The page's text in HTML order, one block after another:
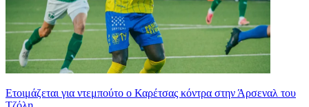
Ετοιμάζεται για ντεμπούτο ο Καρέτσας κόντρα στην Άρσεναλ του